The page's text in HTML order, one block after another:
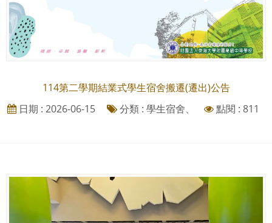
114第二學期結業式學生宿舍搬遷(遷出)公告
日期 : 2026-06-15
分類 : 學生宿舍、 點閱 : 811